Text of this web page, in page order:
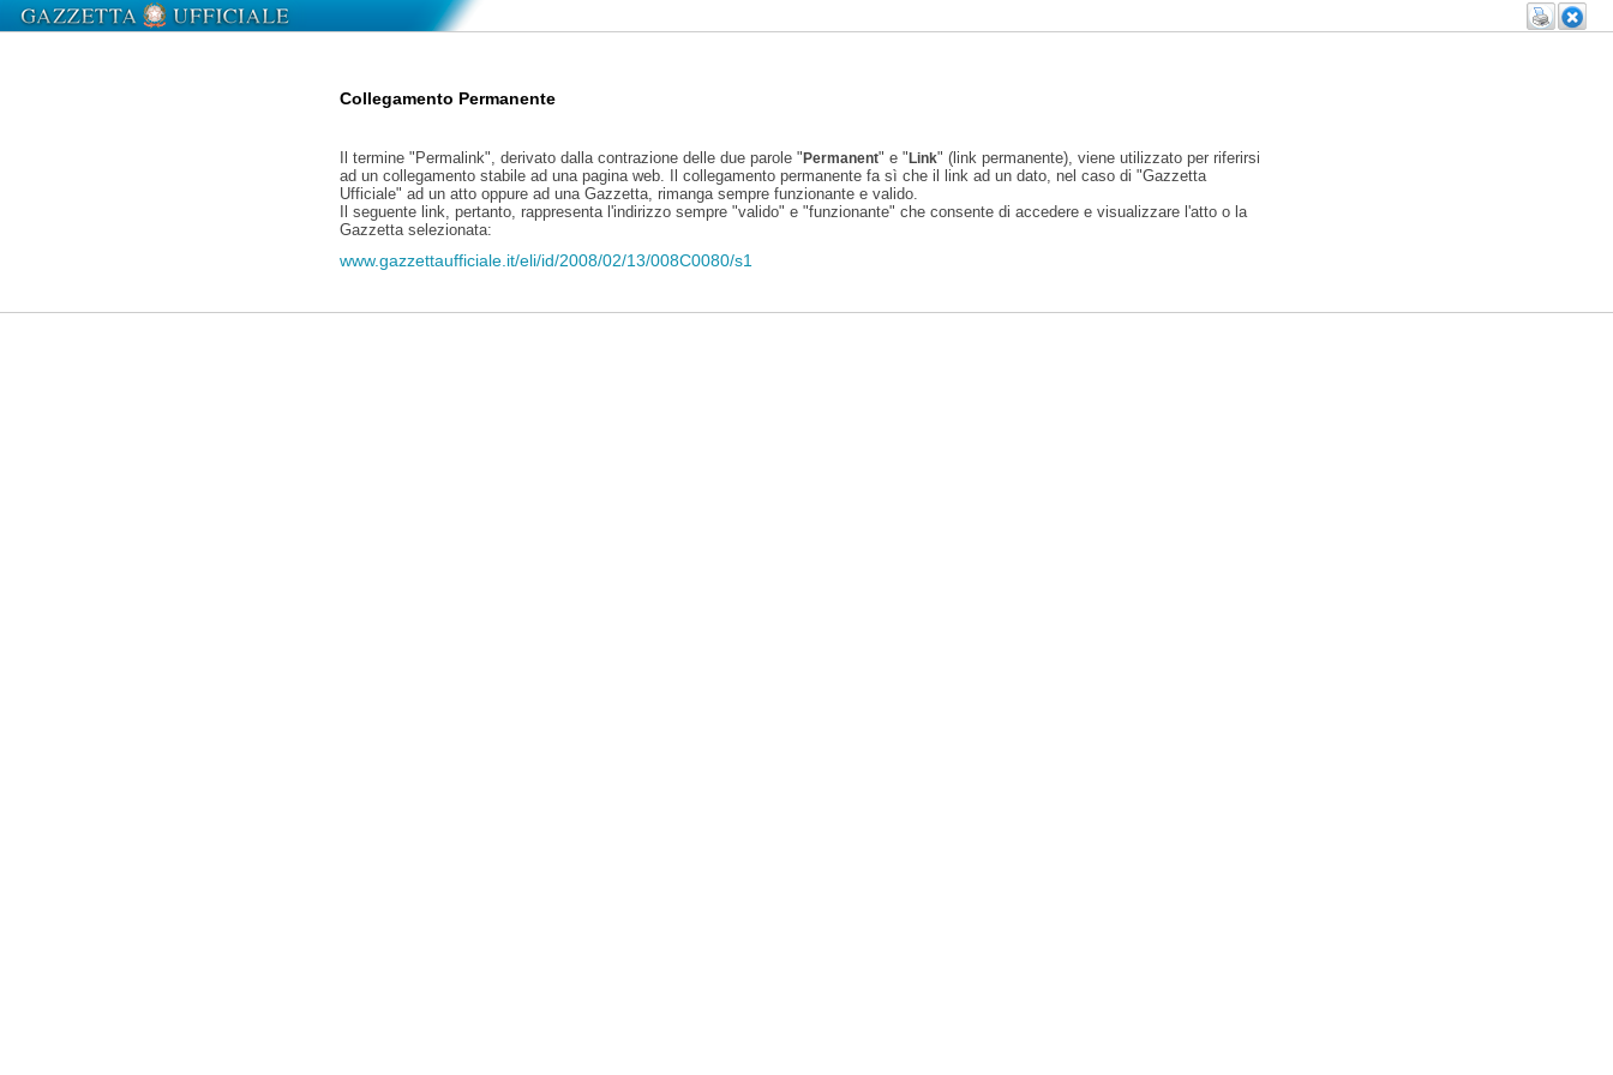
Collegamento Permanente
Il termine "Permalink", derivato dalla contrazione delle due parole "Permanent" e "Link" (link permanente), viene utilizzato per riferirsi
ad un collegamento stabile ad una pagina web. Il collegamento permanente fa sì che il link ad un dato, nel caso di "Gazzetta
Ufficiale" ad un atto oppure ad una Gazzetta, rimanga sempre funzionante e valido.
Il seguente link, pertanto, rappresenta l'indirizzo sempre "valido" e "funzionante" che consente di accedere e visualizzare l'atto o la
Gazzetta selezionata:
www.gazzettaufficiale.it/eli/id/2008/02/13/008C0080/s1